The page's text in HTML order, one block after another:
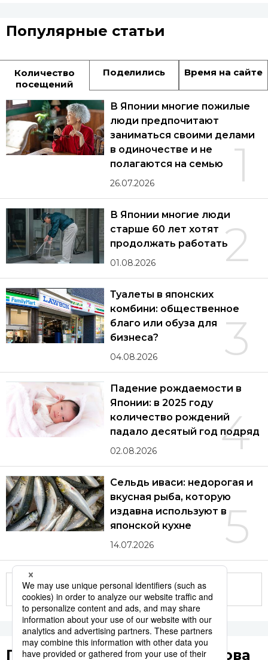
Популярные статьи
Количество
посещений
Поделились Время на сайте
1
В Японии многие пожилые
люди предпочитают
заниматься своими делами
в одиночестве и не
полагаются на семью
26.07.2026
2
В Японии многие люди
старше 60 лет хотят
продолжать работать
01.08.2026
3
Туалеты в японских
комбини: общественное
благо или обуза для
бизнеса?
04.08.2026
4
Падение рождаемости в
Японии: в 2025 году
количество рождений
падало десятый год подряд
02.08.2026
5
Сельдь иваси: недорогая и
вкусная рыба, которую
издавна используют в
японской кухне
14.07.2026
Другие статьи по теме
Популярные поисковые слова